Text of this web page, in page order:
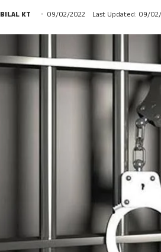
BILAL KT 09/02/2022 Last Updated: 09/